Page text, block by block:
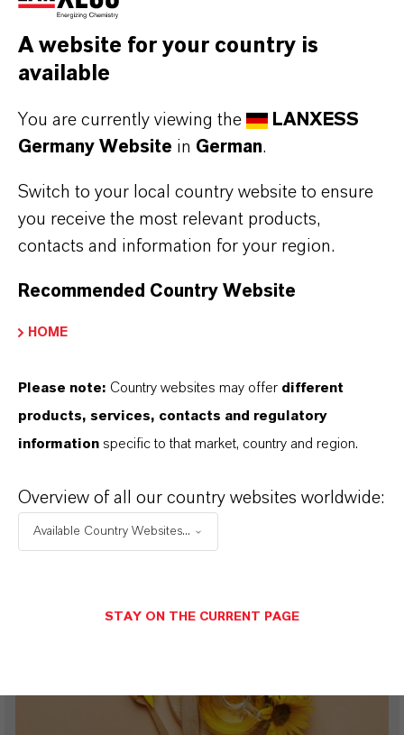
2. JUNI 2026
X-PLAIN
Saltidin® – Effektiver Schutz vor
12. MAI 2026
A website for your country is
available
You are currently viewing the
LANXESS
Germany Website in German.
Switch to your local country website to ensure
you receive the most relevant products,
contacts and information for your region.
Recommended Country Website
HOME
Please note: Country websites may offer different
products, services, contacts and regulatory
information specific to that market, country and region.
Overview of all our country websites worldwide:
Available Country Websites...
STAY ON THE CURRENT PAGE